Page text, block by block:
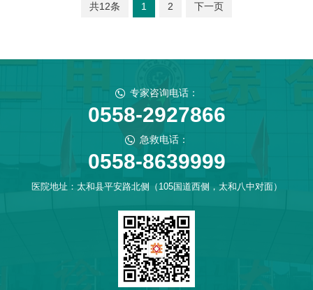
共12条 1 2 下一页
专家咨询电话：
0558-2927866
急救电话：
0558-8639999
医院地址：太和县平安路北侧（105国道西侧，太和八中对面）